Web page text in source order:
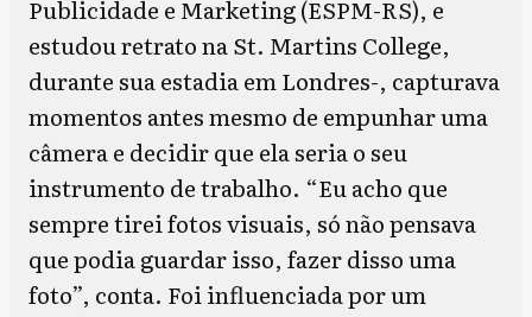
Publicidade e Marketing (ESPM-RS), e
estudou retrato na St. Martins College,
durante sua estadia em Londres-, capturava
momentos antes mesmo de empunhar uma
câmera e decidir que ela seria o seu
instrumento de trabalho. “Eu acho que
sempre tirei fotos visuais, só não pensava
que podia guardar isso, fazer disso uma
foto”, conta. Foi influenciada por um